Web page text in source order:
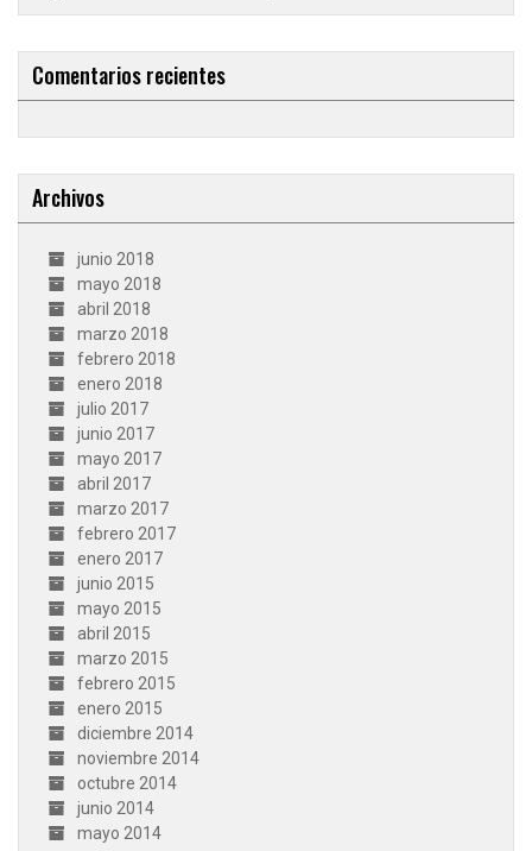
Comentarios recientes
Archivos
junio 2018
mayo 2018
abril 2018
marzo 2018
febrero 2018
enero 2018
julio 2017
junio 2017
mayo 2017
abril 2017
marzo 2017
febrero 2017
enero 2017
junio 2015
mayo 2015
abril 2015
marzo 2015
febrero 2015
enero 2015
diciembre 2014
noviembre 2014
octubre 2014
junio 2014
mayo 2014